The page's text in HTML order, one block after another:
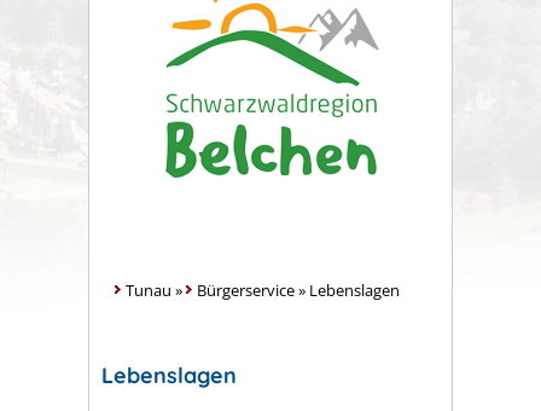
Tunau » Bürgerservice» Lebenslagen
Lebenslagen